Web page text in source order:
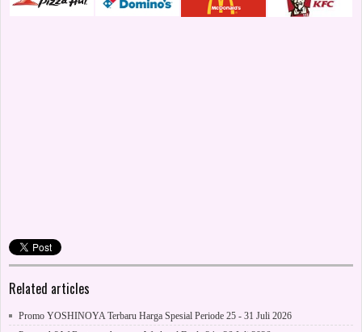
Related articles
Promo YOSHINOYA Terbaru Harga Spesial Periode 25 - 31 Juli 2026